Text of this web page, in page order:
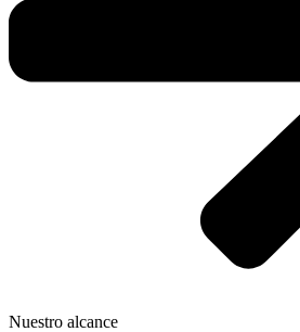
Nuestro alcance